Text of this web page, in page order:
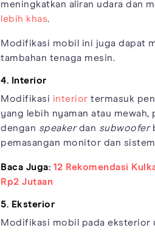
meningkatkan aliran udara dan
lebih khas.
Modifikasi mobil ini juga dapat
tambahan tenaga mesin.
4. Interior
Modifikasi interior termasuk
yang lebih nyaman atau mewah,
dengan speakerdan subwoofer
pemasangan monitor dan
Baca Juga: 12 Rekomendasi
Rp2 Jutaan
5. Eksterior
Modifikasi mobil pada eksterior